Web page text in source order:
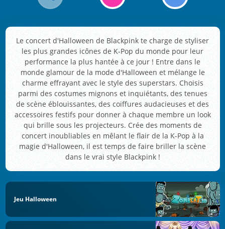
Le concert d'Halloween de Blackpink te charge de styliser
les plus grandes icônes de K-Pop du monde pour leur
performance la plus hantée à ce jour ! Entre dans le
monde glamour de la mode d'Halloween et mélange le
charme effrayant avec le style des superstars. Choisis
parmi des costumes mignons et inquiétants, des tenues
de scène éblouissantes, des coiffures audacieuses et des
accessoires festifs pour donner à chaque membre un look
qui brille sous les projecteurs. Crée des moments de
concert inoubliables en mêlant le flair de la K-Pop à la
magie d'Halloween, il est temps de faire briller la scène
dans le vrai style Blackpink !
Jeu Halloween